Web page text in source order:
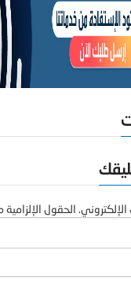
الحقول الإلزامية